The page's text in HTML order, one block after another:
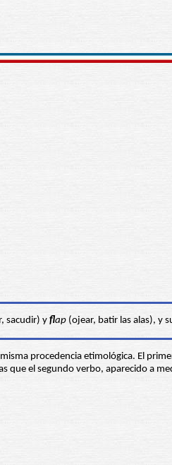
sacudir) y flap (ojear, batir las alas), y
procedencia etimológica. El
el segundo verbo, aparecido a